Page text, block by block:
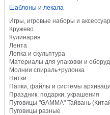
Шаблоны и лекала
Игры, игровые наборы и
Кружево
Кулинария
Лента
Лепка и скульптура
Материалы для упаковки и
Молнии спираль+рулонка
Нитки
Папки, файлы и системы
Праздник, подарки, украшения
Пуговицы "GAMMA" Тайвань
Пуговицы разные